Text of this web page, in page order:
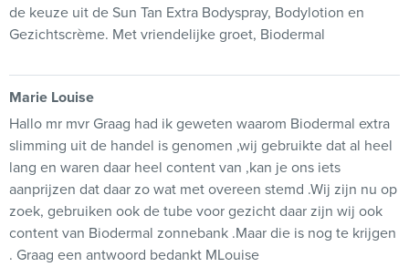
de keuze uit de Sun Tan Extra Bodyspray, Bodylotion en
Gezichtscrème. Met vriendelijke groet, Biodermal
Marie Louise
Hallo mr mvr Graag had ik geweten waarom Biodermal extra
slimming uit de handel is genomen ,wij gebruikte dat al heel
lang en waren daar heel content van ,kan je ons iets
aanprijzen dat daar zo wat met overeen stemd .Wij zijn nu op
zoek, gebruiken ook de tube voor gezicht daar zijn wij ook
content van Biodermal zonnebank .Maar die is nog te krijgen
. Graag een antwoord bedankt MLouise